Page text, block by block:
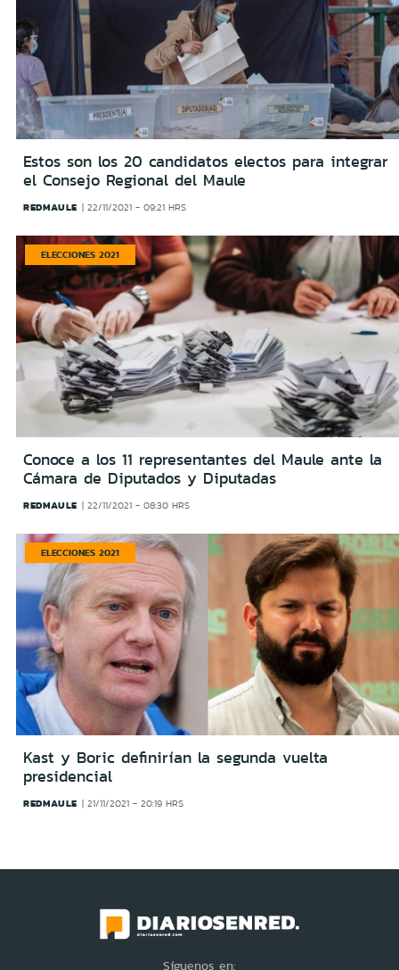
Estos son los 20 candidatos electos para integrar
el Consejo Regional del Maule
REDMAULE 22/11/2021 - 09:21 HRS
ELECCIONES 2021
Conoce a los 11 representantes del Maule ante la
Cámara de Diputados y Diputadas
REDMAULE 22/11/2021 - 08:30 HRS
ELECCIONES 2021
Kast y Boric definirían la segunda vuelta
presidencial
REDMAULE 21/11/2021 - 20:19 HRS
Síguenos en: